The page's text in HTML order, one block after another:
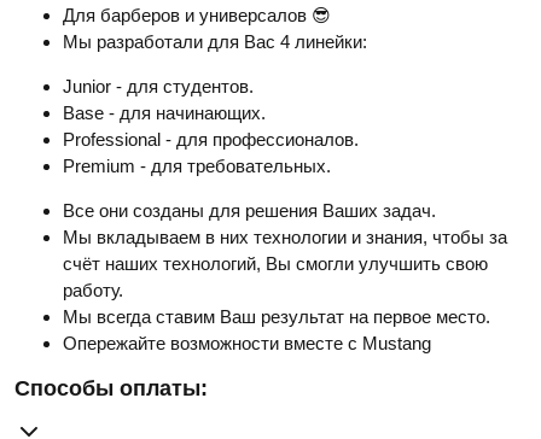
Для барберов и универсалов 😎
Мы разработали для Вас 4 линейки:
Junior - для студентов.
Base - для начинающих.
Professional - для профессионалов.
Premium - для требовательных.
Все они созданы для решения Ваших задач.
Мы вкладываем в них технологии и знания, чтобы за
счёт наших технологий, Вы смогли улучшить свою
работу.
Мы всегда ставим Ваш результат на первое место.
Опережайте возможности вместе с Mustang
Способы оплаты: